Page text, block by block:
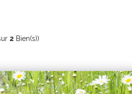
2 Bien(s))